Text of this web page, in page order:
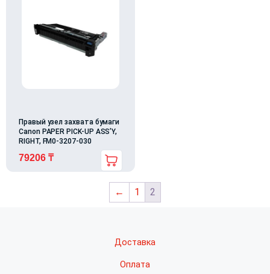
Правый узел захвата бумаги
Canon PAPER PICK-UP ASS’Y,
RIGHT, FM0-3207-030
79206 ₸
← 1 2
Доставка
Оплата